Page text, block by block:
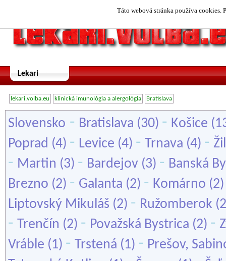
Táto webová stránka používa cookies.
Lekari
lekari.volba.eu klinická imunológia a alergológia Bratislava
Slovensko - Bratislava (30) - Košice
Poprad (4) - Levice (4) - Trnava (4) -
- Martin (3) - Bardejov (3) - Banská
Brezno (2) - Galanta (2) - Komárno
Liptovský Mikuláš (2) - Ružomberok
- Trenčín (2) - Považská Bystrica (2) -
Vráble (1) - Trstená (1) - Prešov,